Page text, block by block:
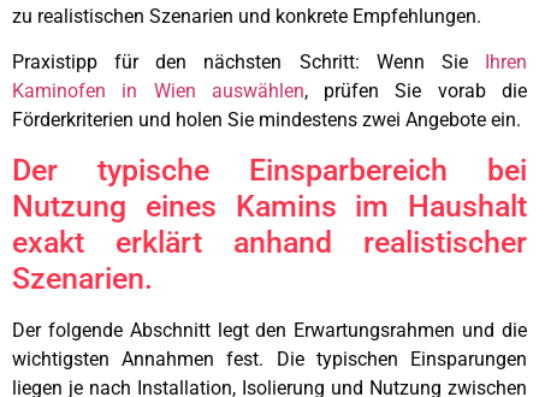
zu realistischen Szenarien und konkrete Empfehlungen.
Praxistipp für den nächsten Schritt: Wenn Sie
Ihren
Kaminofen in Wien auswählen, prüfen Sie vorab die
Förderkriterien und holen Sie mindestens zwei Angebote ein.
Der typische Einsparbereich bei
Nutzung eines Kamins im Haushalt
exakt erklärt anhand realistischer
Szenarien.
Der folgende Abschnitt legt den Erwartungsrahmen und die
wichtigsten Annahmen fest. Die typischen Einsparungen
liegen je nach Installation, Isolierung und Nutzung zwischen